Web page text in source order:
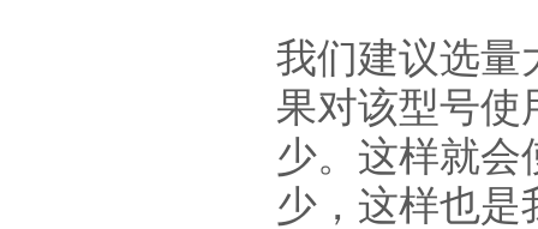
我们建议选量
果对该型号使
少。这样就会
少，这样也是